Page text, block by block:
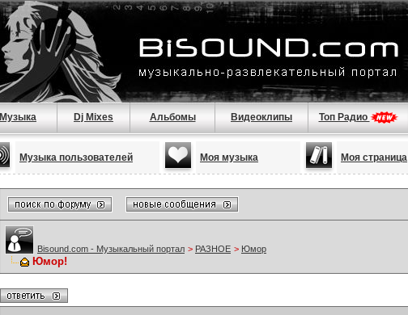
Музыка Dj Mixes Альбомы Видеоклипы Топ Радио
Музыка пользователей Моя музыка Моя страница
Bisound.com - Музыкальный портал > РАЗНОЕ > Юмор
Юмор!